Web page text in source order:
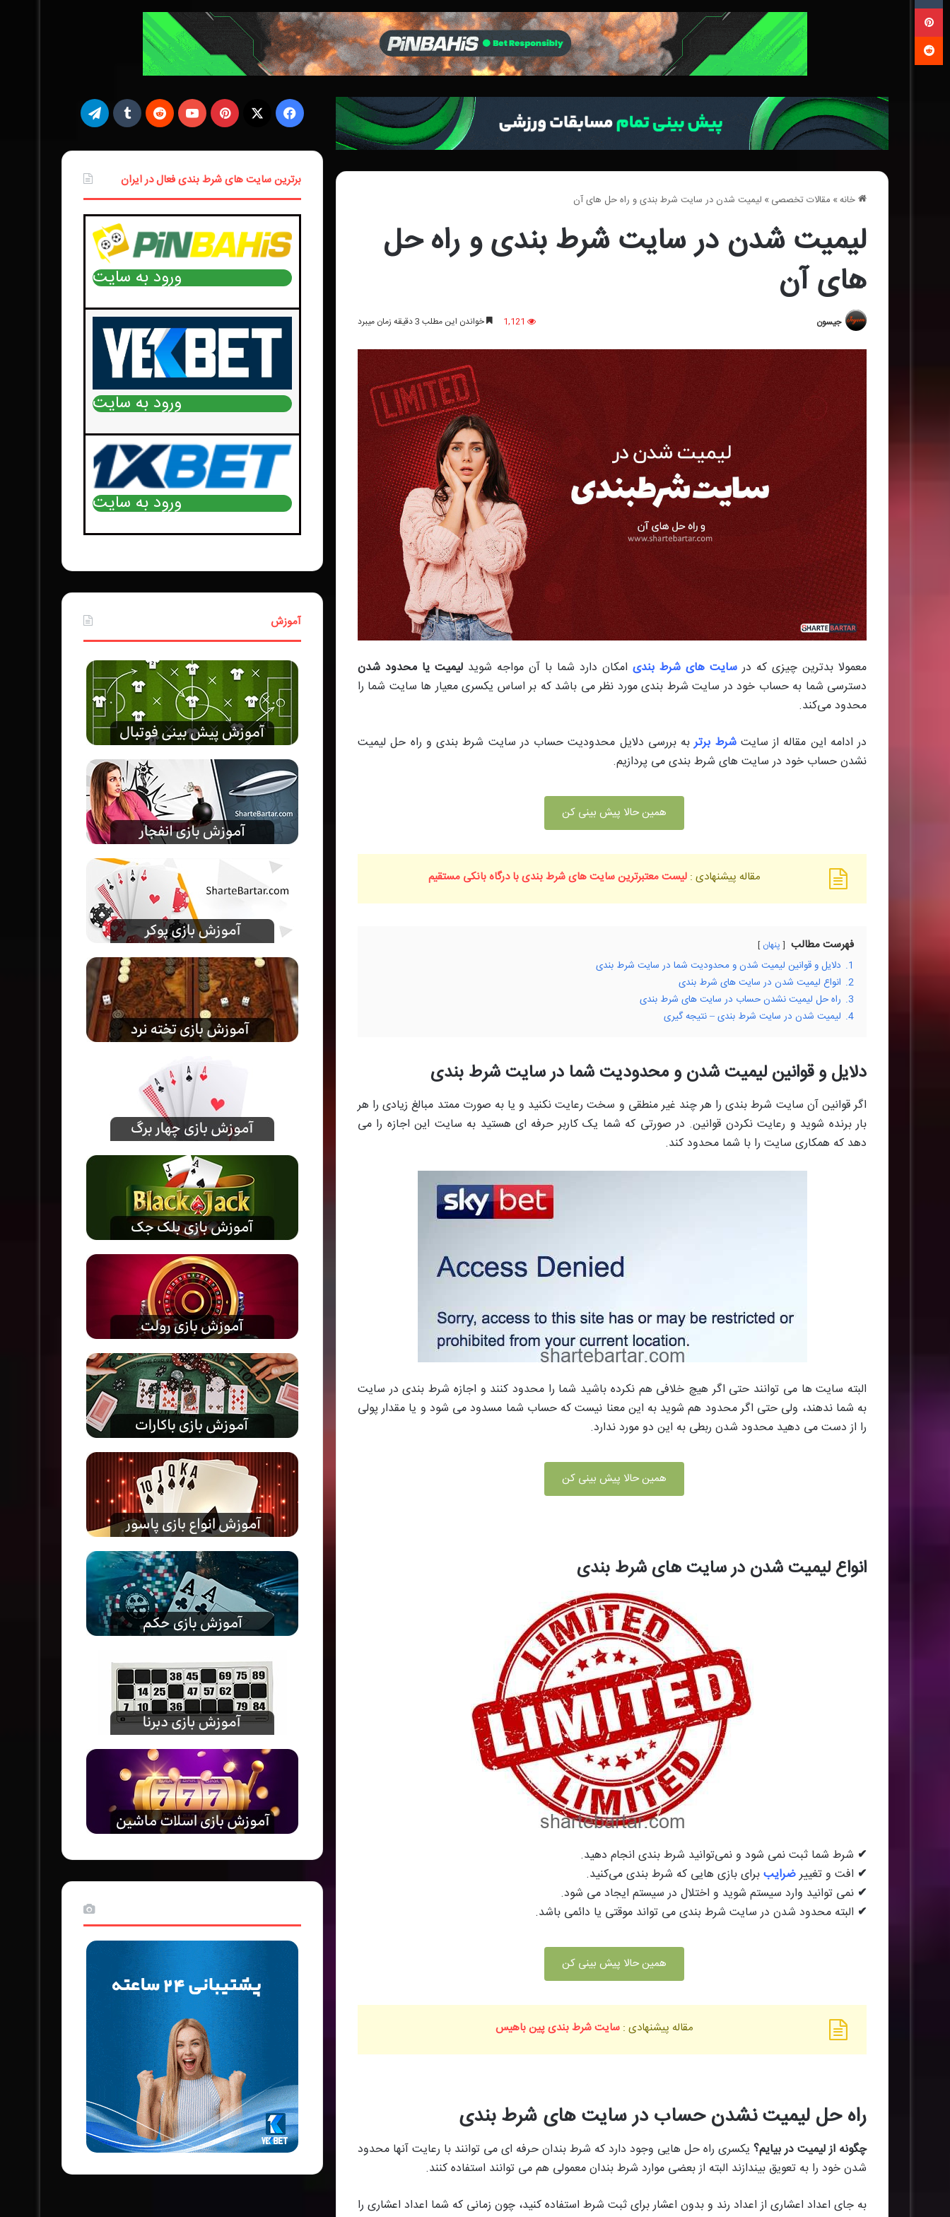
خانه» مقالات تخصصی» لیمیت شدن در سایت شرط بندی و راه حل های آن
لیمیت شدن در سایت شرط بندی و راه حل
های آن
جیسون 1,121 خواندن این مطلب 3 دقیقه زمان میبرد
معمولا بدترین چیزی که در سایت های شرط بندی امکان دارد شما با آن‌‌ مواجه شوید لیمیت یا محدود شدن
دسترسی شما به حساب خود در سایت شرط بندی مورد نظر می باشد که بر اساس یکسری معیار ها سایت شما را
محدود می‌کند.
در ادامه این مقاله از سایتشرط برتربه بررسی دلایل محدودیت حساب در سایت شرط بندی و راه حل لیمیت
نشدن حساب خود در سایت های شرط بندی می پردازیم.
همین حالا پیش بینی کن
مقاله پیشنهادی : لیست معتبرترین سایت های شرط بندی با درگاه بانکی مستقیم
فهرست مطالب پنهان
1. دلایل و قوانین لیمیت شدن و محدودیت شما در سایت شرط بندی
2. انواع لیمیت شدن در سایت های شرط بندی
3. راه حل لیمیت نشدن حساب در سایت های شرط بندی
4. لیمیت شدن در سایت شرط بندی – نتیجه گیری
دلایل و قوانین لیمیت شدن و محدودیت شما در سایت شرط بندی
اگر قوانین آن سایت شرط بندی را هر چند غیر منطقی و سخت رعایت نکنید و یا به صورت ممتد مبالغ زیادی را هر
بار برنده شوید و رعایت نکردن قوانین. در صورتی که شما یک کاربر حرفه ای هستید به سایت این اجازه را می
دهد که همکاری سایت را با شما محدود کند.
البته سایت ها می توانند حتی اگر هیچ خلافی هم نکرده باشید شما را محدود کنند و اجازه شرط بندی در سایت
به شما ندهند، ولی حتی اگر محدود هم شوید به این‌ معنا نیست که حساب شما مسدود می شود و یا مقدار پولی
را از دست می دهید محدود شدن ربطی به این دو مورد ندارد.
همین حالا پیش بینی کن
انواع لیمیت شدن در سایت های شرط بندی
✔ شرط شما ثبت نمی شود و نمی‌توانید شرط بندی انجام دهید.
✔ افت و تغییرضرایببرای بازی هایی که شرط بندی می‌کنید.
✔ نمی توانید وارد سیستم شوید و اختلال در سیستم ایجاد می شود.
✔ البته محدود شدن در سایت شرط بندی می تواند موقتی یا دائمی باشد.
همین حالا پیش بینی کن
مقاله پیشنهادی : سایت شرط بندی پین باهیس
راه حل لیمیت نشدن حساب در سایت های شرط بندی
چگونه از لیمیت در بیایم؟ یکسری راه حل هایی وجود دارد که شرط بندان حرفه ای می توانند با رعایت آنها محدود
شدن خود را به تعویق بیندازند البته از بعضی موارد شرط بندان معمولی هم می توانند استفاده کنند.
به جای اعداد اعشاری از اعداد رند و بدون اعشار برای ثبت شرط استفاده کنید، چون زمانی که شما اعداد اعشاری را
ب
و
ک
ی
ن‌
ر
س
ت
ی
و
ب
د
ی
ت
م
ب
ل
ر
گ
ر
برترین سایت های شرط بندی فعال در ایران
ورود به سایت
ورود به سایت
ورود به سایت
آموزش